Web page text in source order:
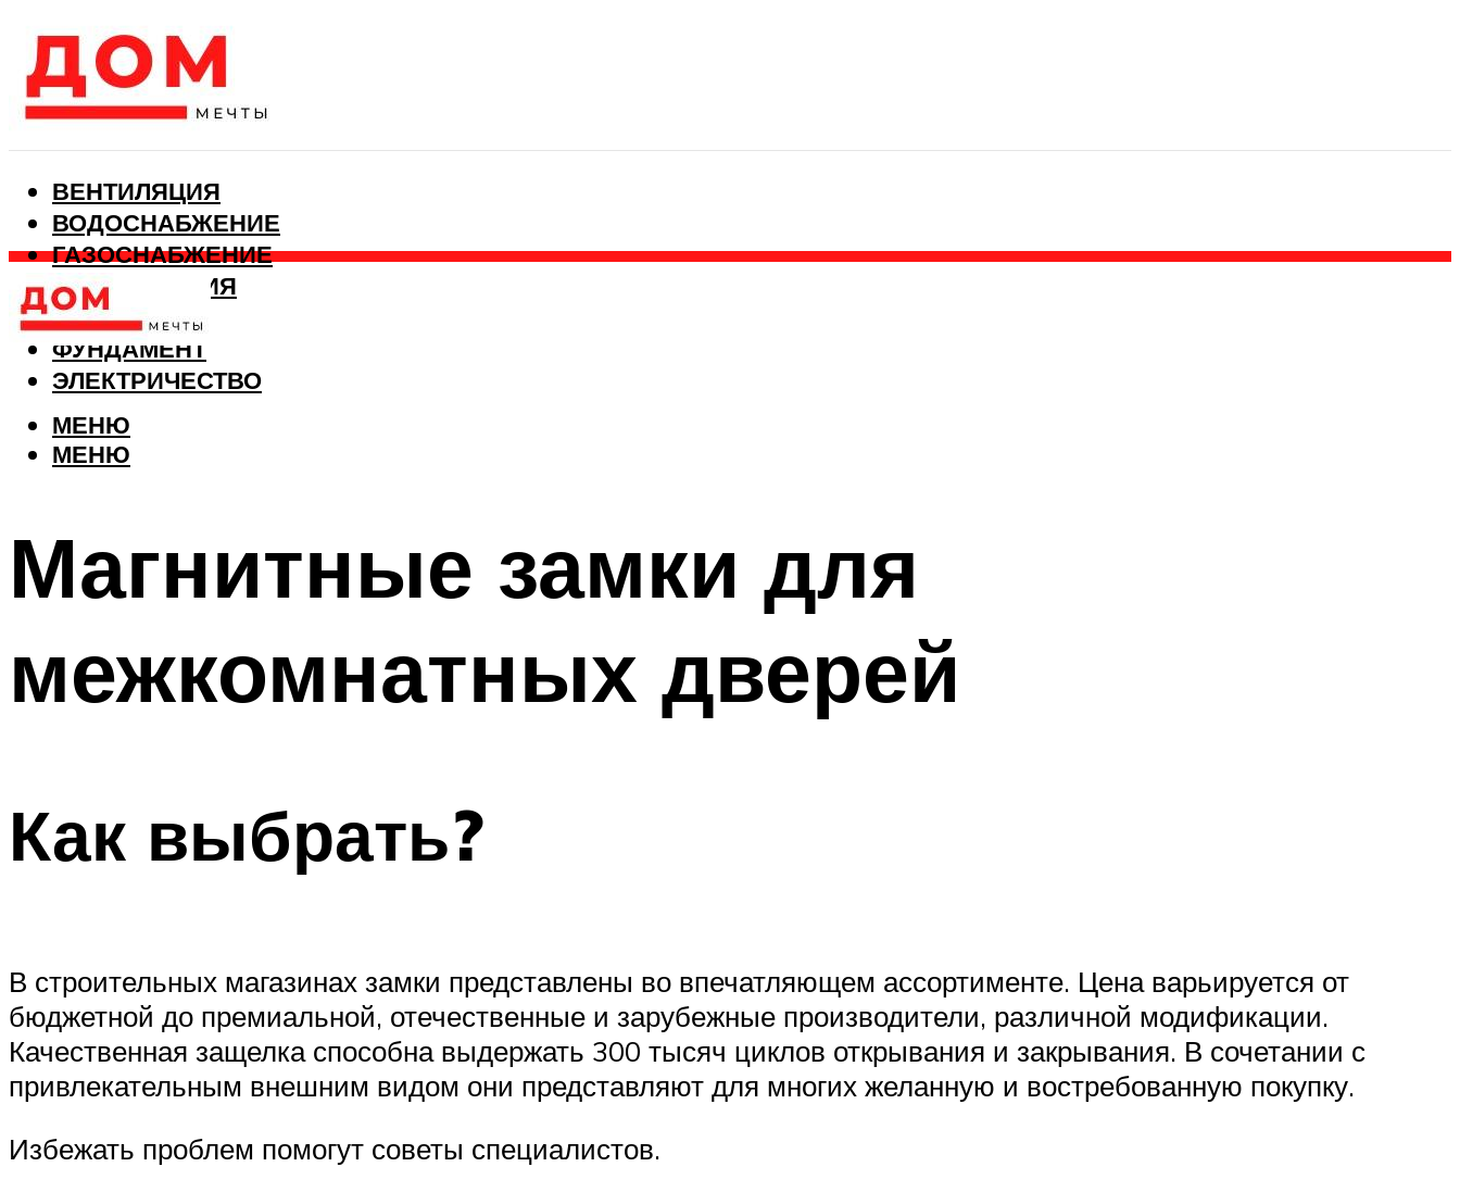
ВЕНТИЛЯЦИЯ
ВОДОСНАБЖЕНИЕ
ГАЗОСНАБЖЕНИЕ
КАНАЛИЗАЦИЯ
ОТОПЛЕНИЕ
ФУНДАМЕНТ
ЭЛЕКТРИЧЕСТВО
МЕНЮ
МЕНЮ
Магнитные замки для
межкомнатных дверей
Как выбрать?
В строительных магазинах замки представлены во впечатляющем ассортименте. Цена варьируется от
бюджетной до премиальной, отечественные и зарубежные производители, различной модификации.
Качественная защелка способна выдержать 300 тысяч циклов открывания и закрывания. В сочетании с
привлекательным внешним видом они представляют для многих желанную и востребованную покупку.
Избежать проблем помогут советы специалистов.